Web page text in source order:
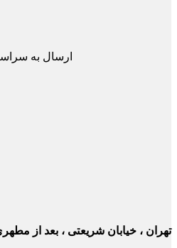
ارسال به سراسر
، خیابان شریعتی ، بعد از مطهری ،